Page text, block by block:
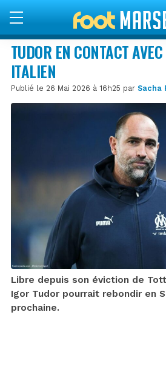
TUDOR EN CONTACT
ITALIEN
Publié le 26 Mai 2026 à 16h25 par Sacha
Libre depuis son éviction de
Igor Tudor pourrait rebondir en
prochaine.